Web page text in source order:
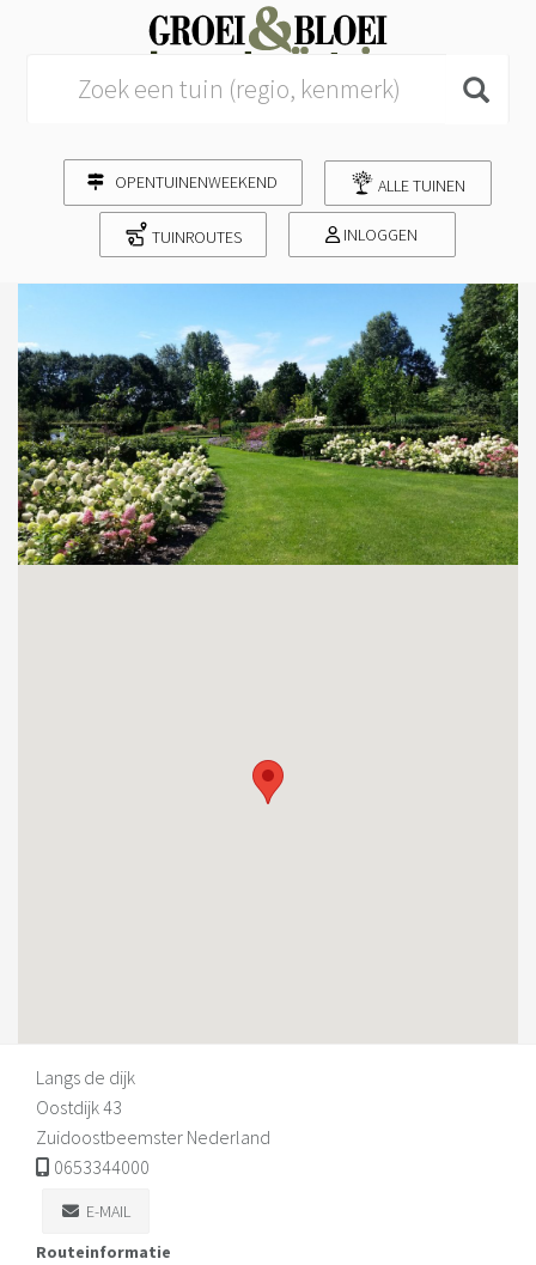
OPENTUINENWEEKEND ALLE TUINEN
TUINROUTES INLOGGEN
Langs de dijk
Oostdijk 43
Zuidoostbeemster Nederland
0653344000
E-MAIL
Routeinformatie